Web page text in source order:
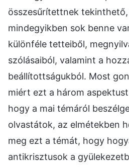
összesűrítettnek
mindegyikben sok benne
különféle tetteiből,
szólásaiból, valamint a
beállítottságukból. Most
miért ezt a három
hogy a mai témáról
olvastátok, az elmétekben
meg ezt a témát, hogy
antikrisztusok a